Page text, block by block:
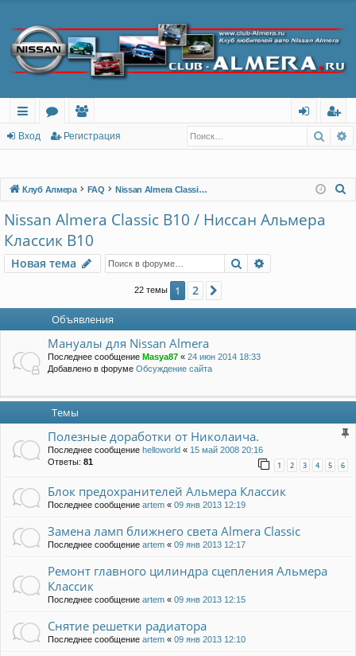
с
лк
о
м
ол
ов
ел
и
ег
тр
Вход Регистрация
Клуб Алмера FAQ Nissan Almera Classic B10 / Ниссан Альмера Классик B10
Nissan Almera Classic B10 / Ниссан Альмера
Классик B10
Новая тема Поиск
22 темы 1 2
Объявления
Мануалы для Nissan Almera
Последнее сообщение Masya87 « 24 июн 2014 18:33
Добавлено в форуме Обсуждение сайта
Темы
Полезные доработки от Николаича.
Последнее сообщение helloworld « 15 май 2008 20:16
Ответы: 81 1 2 3 4 5 6
Блок предохранителей Альмера Классик
Последнее сообщение artem « 09 янв 2013 12:19
Замена ламп ближнего света Almera Classic
Последнее сообщение artem « 09 янв 2013 12:17
Ремонт главного цилиндра сцепления Альмера
Классик
Последнее сообщение artem « 09 янв 2013 12:15
Снятие решетки радиатора
Последнее сообщение artem « 09 янв 2013 12:10